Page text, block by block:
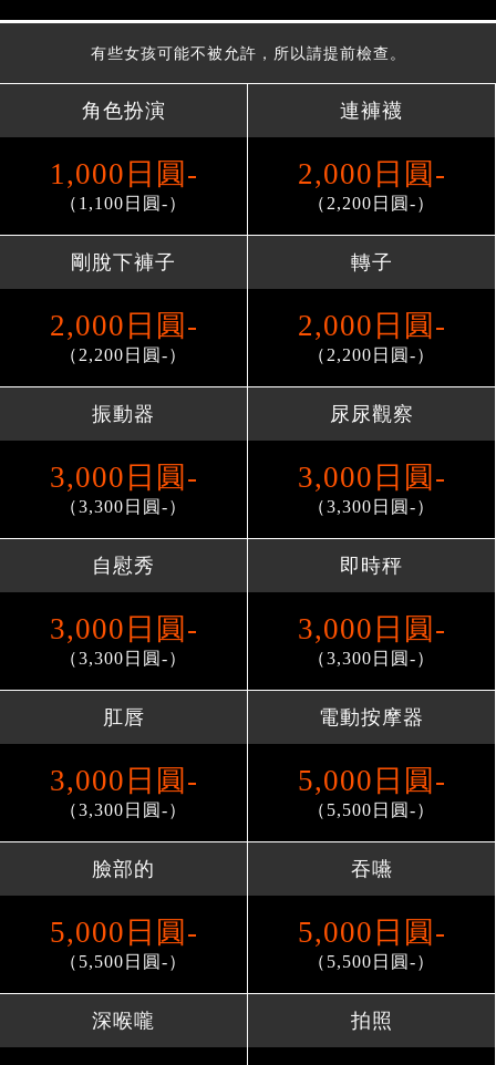
有些女孩可能不被允許，所以請提前檢查。
角色扮演
1,000日圓-
（1,100日圓-）
連褲襪
2,000日圓-
（2,200日圓-）
剛脫下褲子
2,000日圓-
（2,200日圓-）
轉子
2,000日圓-
（2,200日圓-）
振動器
3,000日圓-
（3,300日圓-）
尿尿觀察
3,000日圓-
（3,300日圓-）
自慰秀
3,000日圓-
（3,300日圓-）
即時秤
3,000日圓-
（3,300日圓-）
肛唇
3,000日圓-
（3,300日圓-）
電動按摩器
5,000日圓-
（5,500日圓-）
臉部的
5,000日圓-
（5,500日圓-）
吞嚥
5,000日圓-
（5,500日圓-）
深喉嚨 拍照